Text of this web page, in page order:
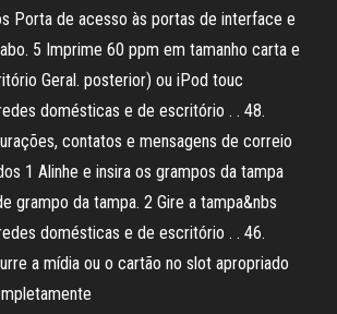
Porta de acesso às portas de interface e
5 Imprime 60 ppm em tamanho carta e
Geral. posterior) ou iPod touc
domésticas e de escritório . . 48.
contatos e mensagens de correio
1 Alinhe e insira os grampos da tampa
grampo da tampa. 2 Gire a tampa&nbs
domésticas e de escritório . . 46.
a mídia ou o cartão no slot apropriado